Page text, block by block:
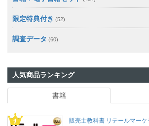
限定特典付き (52)
調査データ (60)
人気商品ランキング
書籍
販売士教科書 リテールマー